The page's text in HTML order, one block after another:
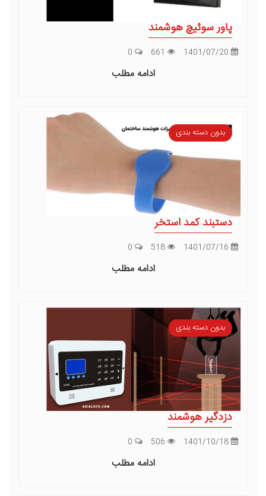
پاور سوئیچ هوشمند
ادامه مطلب
بدون دسته بندی
دستبند کمد استخر
ادامه مطلب
بدون دسته بندی
دزدگیر هوشمند
ادامه مطلب